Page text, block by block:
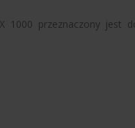
1000 przeznaczony jest